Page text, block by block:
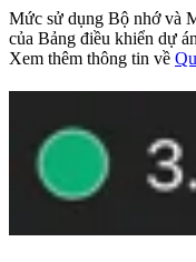
Mức sử dụng Bộ nhớ và
của Bảng điều khiển dự
Xem thêm thông tin về